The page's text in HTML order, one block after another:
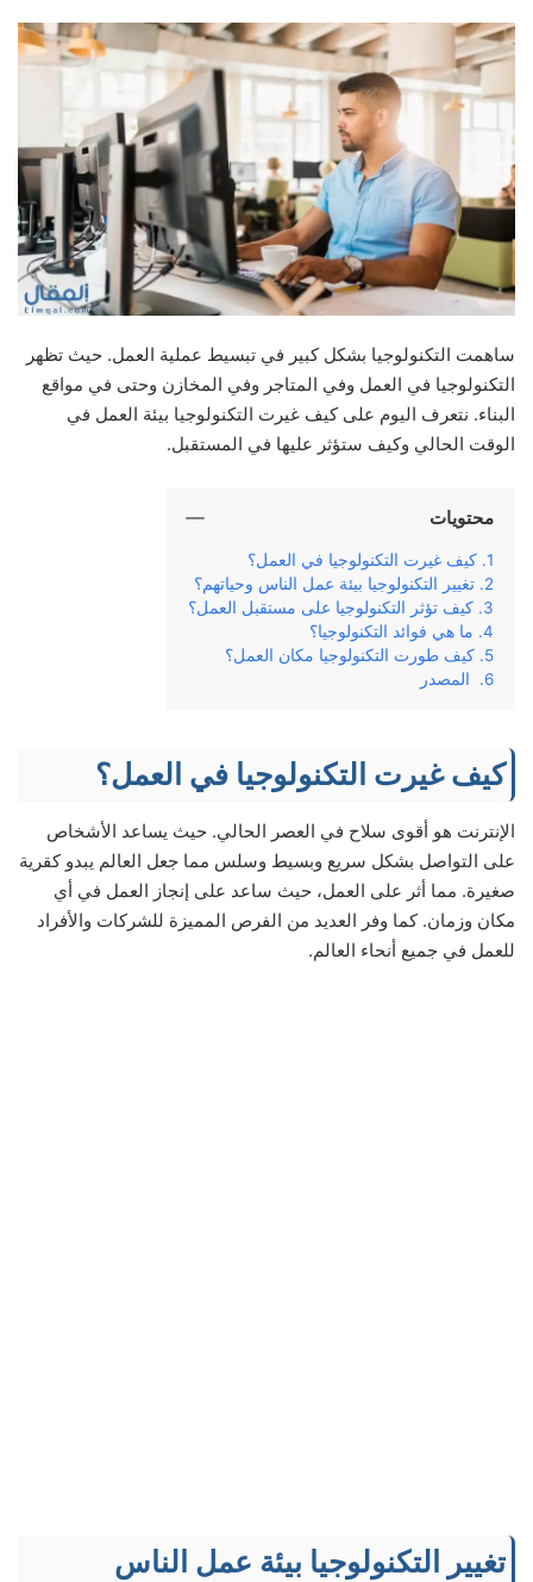
ساهمت التكنولوجيا بشكل كبير في تبسيط عملية العمل. حيث تظهر
التكنولوجيا في العمل وفي المتاجر وفي المخازن وحتى في مواقع
البناء. نتعرف اليوم على كيف غيرت التكنولوجيا بيئة العمل في
الوقت الحالي وكيف ستؤثر عليها في المستقبل.
محتويات
كيف غيرت التكنولوجيا في العمل؟
تغيير التكنولوجيا بيئة عمل الناس وحياتهم؟
كيف تؤثر التكنولوجيا على مستقبل العمل؟
ما هي فوائد التكنولوجيا؟
كيف طورت التكنولوجيا مكان العمل؟
المصدر
كيف غيرت التكنولوجيا في العمل؟
الإنترنت هو أقوى سلاح في العصر الحالي. حيث يساعد الأشخاص
على التواصل بشكل سريع وبسيط وسلس مما جعل العالم يبدو كقرية
صغيرة. مما أثر على العمل، حيث ساعد على إنجاز العمل في أي
مكان وزمان. كما وفر العديد من الفرص المميزة للشركات والأفراد
للعمل في جميع أنحاء العالم.
تغيير التكنولوجيا بيئة عمل الناس